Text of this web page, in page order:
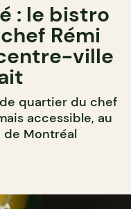
: le bistro
Rémi
ville
quartier du chef
accessible, au
Montréal